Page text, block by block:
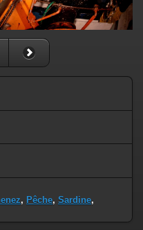
, Pêche, Sardine,